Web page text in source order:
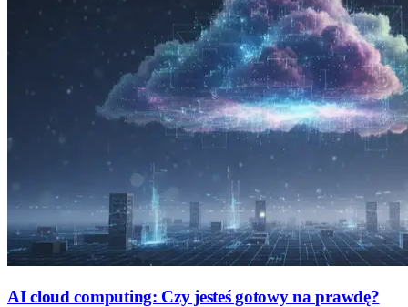
AI cloud computing: Czy jesteś gotowy na prawdę?